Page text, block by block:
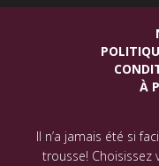
À
Il n’a jamais été si
trousse! Choisissez